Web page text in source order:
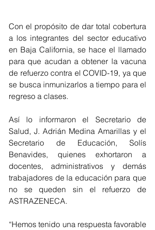
Con el propósito de dar total cobertura
a los integrantes del sector educativo
en Baja California, se hace el llamado
para que acudan a obtener la vacuna
de refuerzo contra el COVID-19, ya que
se busca inmunizarlos a tiempo para el
regreso a clases.
Así lo informaron el Secretario de
Salud, J. Adrián Medina Amarillas y el
Secretario de Educación, Solís
Benavides, quienes exhortaron a
docentes, administrativos y demás
trabajadores de la educación para que
no se queden sin el refuerzo de
ASTRAZENECA.
“Hemos tenido una respuesta favorable